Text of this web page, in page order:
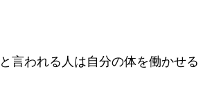
言われる人は自分の体を働かせる